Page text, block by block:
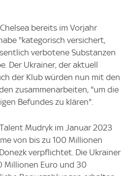
bereits im Vorjahr
"kategorisch versichert,
verbotene Substanzen
Der Ukrainer, der aktuell
der Klub würden nun mit den
zusammenarbeiten, "um die
Befundes zu klären".
Mudryk im Januar 2023
von bis zu 100 Millionen
verpflichtet. Die Ukrainer
Millionen Euro und 30